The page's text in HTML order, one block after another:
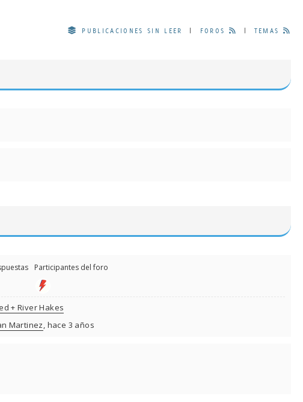
PUBLICACIONES SIN LEER | FOROS | TEMAS
Participantes del foro
+ River Hakes
Martinez , hace 3 años